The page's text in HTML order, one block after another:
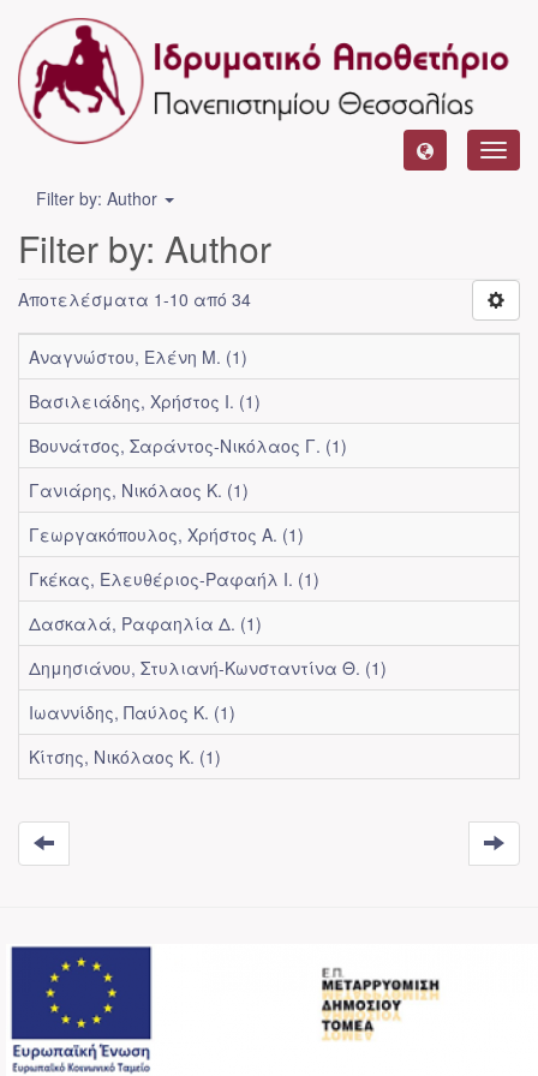
Filter by: Author
Filter by: Author
Αποτελέσματα 1-10 από 34
Αναγνώστου, Ελένη Μ. (1)
Βασιλειάδης, Χρήστος Ι. (1)
Βουνάτσος, Σαράντος-Νικόλαος Γ. (1)
Γανιάρης, Νικόλαος Κ. (1)
Γεωργακόπουλος, Χρήστος Α. (1)
Γκέκας, Ελευθέριος-Ραφαήλ Ι. (1)
Δασκαλά, Ραφαηλία Δ. (1)
Δημησιάνου, Στυλιανή-Κωνσταντίνα Θ. (1)
Ιωαννίδης, Παύλος Κ. (1)
Κίτσης, Νικόλαος Κ. (1)